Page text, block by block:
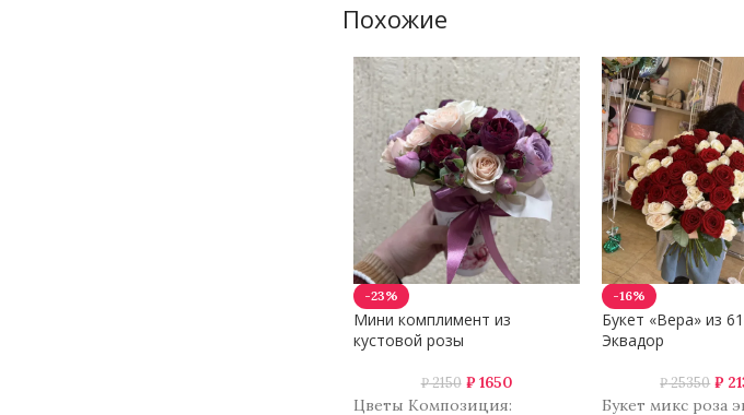
Похожие
-23%
Мини комплимент из
кустовой розы
₽2150 ₽1650
Цветы Композиция:
-16%
Букет «Вера» из
Эквадор
₽25350 ₽
Букет микс роза